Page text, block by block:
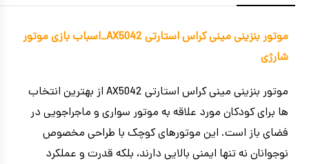
موتور بنزینی مینی کراس استارتی AX5042_اسباب بازی موتور
شارژی
موتور بنزینی مینی کراس استارتی AX5042 از بهترین انتخاب
ها برای کودکان مورد علاقه به موتور سواری و ماجراجویی در
فضای باز است. این موتورهای کوچک با طراحی مخصوص
نوجوانان نه تنها ایمنی بالایی دارند، بلکه قدرت و عملکرد